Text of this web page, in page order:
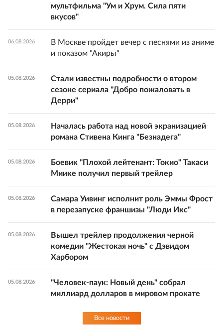
мультфильма "Ум и Хрум. Сила пяти
вкусов"
06.08.2026
В Москве пройдет вечер с песнями из аниме
и показом "Акиры"
05.08.2026
Стали известны подробности о втором
сезоне сериала "Добро пожаловать в
Дерри"
05.08.2026
Началась работа над новой экранизацией
романа Стивена Кинга "Безнадега"
05.08.2026
Боевик "Плохой лейтенант: Токио" Такаси
Миике получил первый трейлер
05.08.2026
Самара Уивинг исполнит роль Эммы Фрост
в перезапуске франшизы "Люди Икс"
05.08.2026
Вышел трейлер продолжения черной
комедии "Жестокая ночь" с Дэвидом
Харбором
05.08.2026
"Человек-паук: Новый день" собрал
миллиард долларов в мировом прокате
Все новости